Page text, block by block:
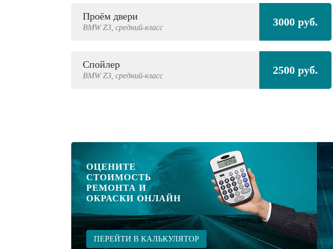
Проём двери
BMWZ3, средний-класс 3000 руб.
Спойлер
BMWZ3, средний-класс 2500 руб.
ОЦЕНИТЕ
СТОИМОСТЬ
РЕМОНТА И
ОКРАСКИ ОНЛАЙН
ПЕРЕЙТИ В КАЛЬКУЛЯТОР